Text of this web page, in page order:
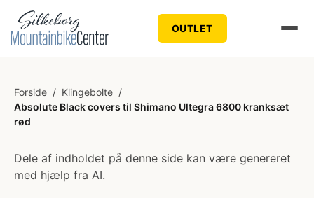
OUTLET
Forside / Klingebolte /
Absolute Black covers til Shimano Ultegra 6800 kranksæt
rød
Dele af indholdet på denne side kan være genereret
med hjælp fra AI.